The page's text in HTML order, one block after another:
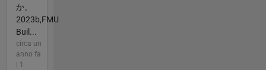
か。
2023b,FMU
Buil...
circa un
anno fa
| 1